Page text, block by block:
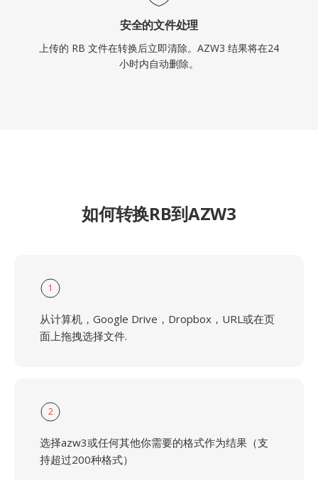
安全的文件处理
上传的 RB 文件在转换后立即清除。AZW3 结果将在24
小时内自动删除。
如何转换RB到AZW3
1
从计算机，Google Drive，Dropbox，URL或在页
面上拖拽选择文件.
2
选择azw3或任何其他你需要的格式作为结果（支
持超过200种格式）